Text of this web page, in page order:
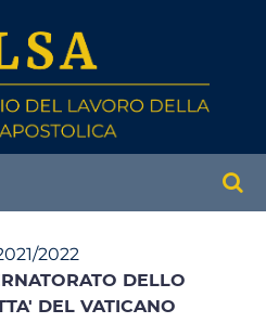
2022
DELLO
DEL VATICANO